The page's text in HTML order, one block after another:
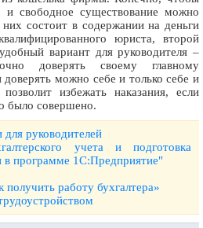
и свободное существование можно
состоит в содержании на деньги
юриста, второй
вариант для руководителя –
доверять своему главному
доверять можно себе и только себе и
избежать наказания, если
было совершено.
руководителей
учета и подготовка
в программе 1С:Предприятие"
работу бухгалтера»